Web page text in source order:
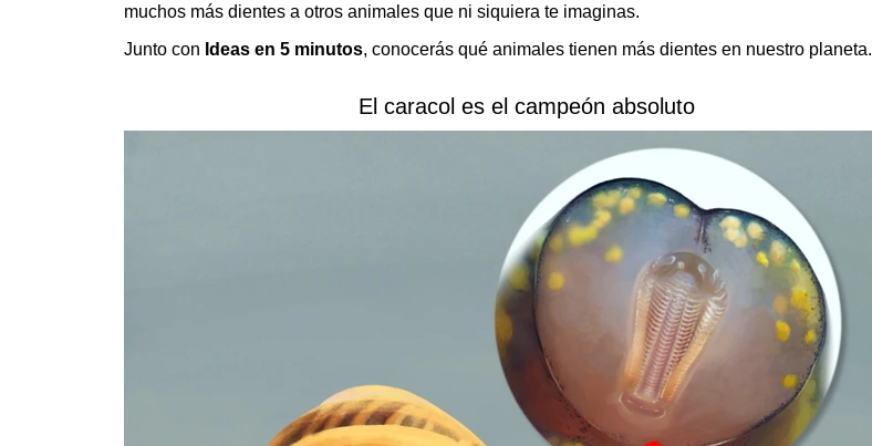
muchos más dientes a otros animales que ni siquiera te imaginas.
Junto con Ideas en 5 minutos, conocerás qué animales tienen más dientes en nuestro planeta.
El caracol es el campeón absoluto